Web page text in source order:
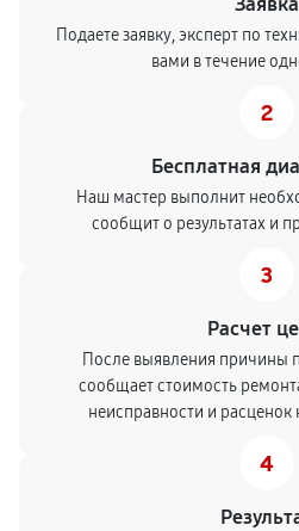
Подаете заявку, эксперт по
вами в течение
2
Бесплатная
Наш мастер выполнит
сообщит о результатах и
3
Расчет
После выявления причины
сообщает стоимость
неисправности и
4